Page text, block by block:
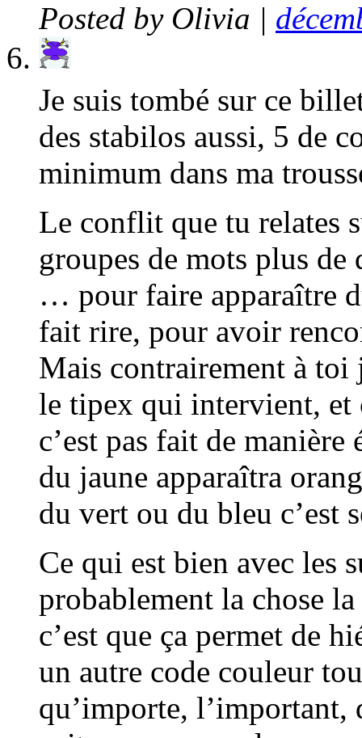
Posted by Olivia |
Je suis tombé sur ce
des stabilos aussi, 5 de
minimum dans ma
Le conflit que tu relates
groupes de mots plus
… pour faire apparaître
fait rire, pour avoir
Mais contrairement à toi
le tipex qui intervient, et
c’est pas fait de
du jaune apparaîtra
du vert ou du bleu c’est
Ce qui est bien avec les
probablement la chose
c’est que ça permet de
un autre code couleur
qu’importe, l’important,